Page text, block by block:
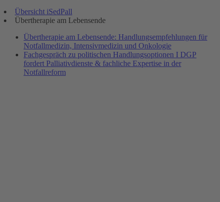
Übersicht iSedPall
Übertherapie am Lebensende
Übertherapie am Lebensende: Handlungsempfehlungen für
Notfallmedizin, Intensivmedizin und Onkologie
Fachgespräch zu politischen Handlungsoptionen I DGP
fordert Palliativdienste & fachliche Expertise in der
Notfallreform